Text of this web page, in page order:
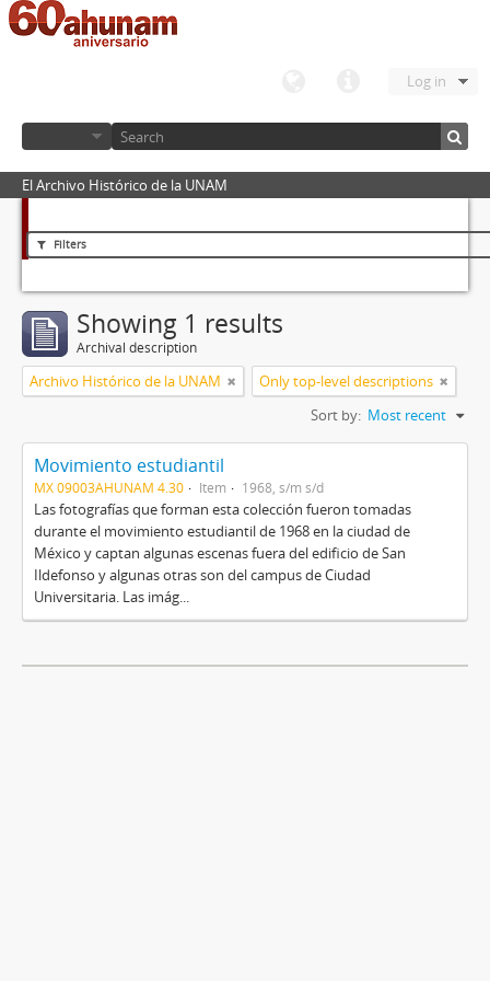
Log in
El Archivo Histórico de la UNAM
Filters
Showing 1 results
Archival description
Archivo Histórico de la UNAM
Only top-level descriptions
Sort by: Most recent
Movimiento estudiantil
MX 09003AHUNAM 4.30 Item 1968, s/m s/d
Las fotografías que forman esta colección fueron tomadas
durante el movimiento estudiantil de 1968 en la ciudad de
México y captan algunas escenas fuera del edificio de San
Ildefonso y algunas otras son del campus de Ciudad
Universitaria. Las imág...